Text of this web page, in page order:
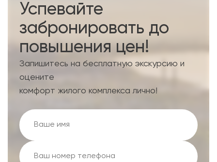
Успевайте
забронировать до
повышения цен!
Запишитесь на бесплатную экскурсию и
оцените
комфорт жилого комплекса лично!